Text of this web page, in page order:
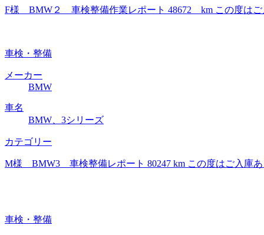
F様 BMW２ 車検整備作業レポート 48672 km この度はご
車検・整備
メーカー
BMW
車名
BMW、3シリーズ
カテゴリー
M様 BMW3 車検整備レポート 80247 km この度はご入庫
車検・整備